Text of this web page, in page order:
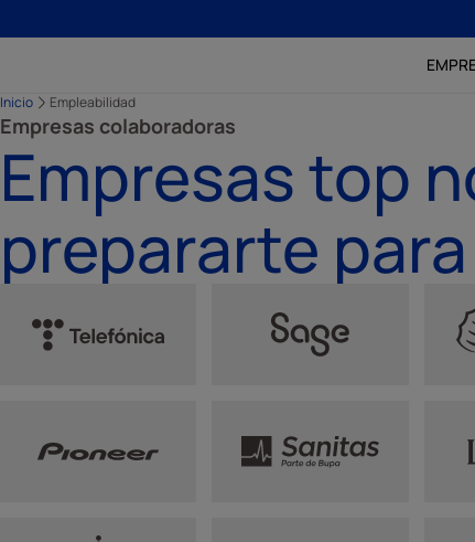
Inicio Empleabilidad
Empresas colaboradoras
Empresas top
prepararte